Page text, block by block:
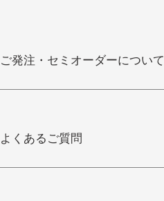
ご発注・セミオーダーについて
よくあるご質問